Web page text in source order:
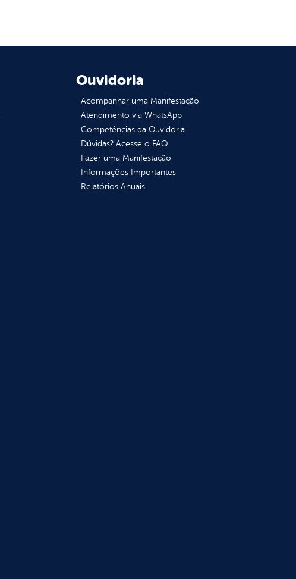
Ouvidoria
Acompanhar uma Manifestação
Atendimento via WhatsApp
Competências da Ouvidoria
Dúvidas? Acesse o FAQ
Fazer uma Manifestação
Informações Importantes
Relatórios Anuais